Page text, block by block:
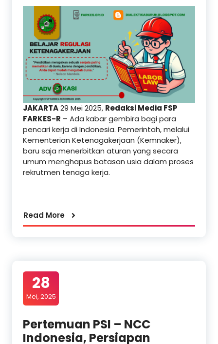
JAKARTA29 Mei 2025, Redaksi Media FSP
FARKES-R – Ada kabar gembira bagi para
pencari kerja di Indonesia. Pemerintah, melalui
Kementerian Ketenagakerjaan (Kemnaker),
baru saja menerbitkan aturan yang secara
umum menghapus batasan usia dalam proses
rekrutmen tenaga kerja.
Read More
28
Mei, 2025
Pertemuan PSI – NCC
Indonesia, Persiapan